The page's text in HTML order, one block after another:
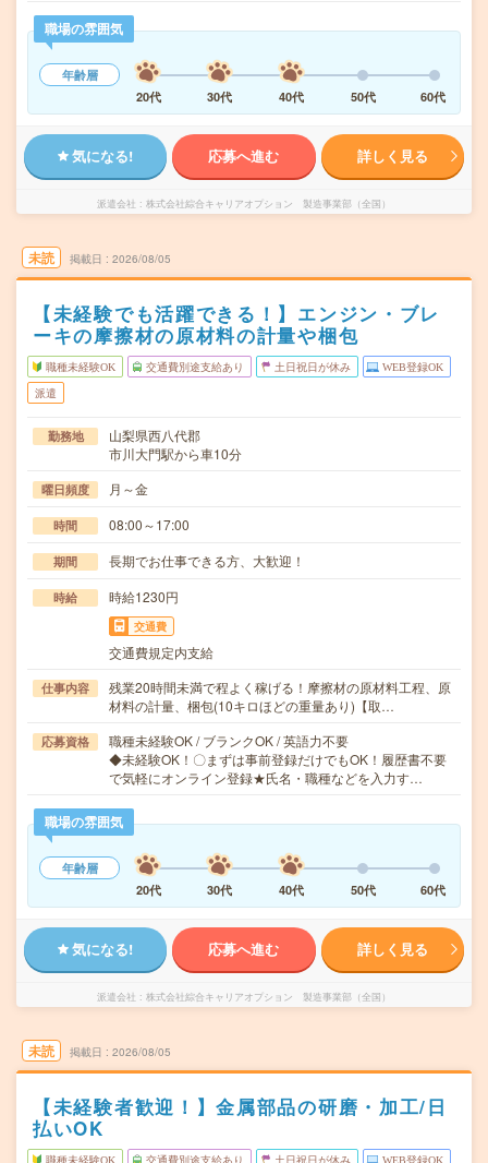
職場の雰囲気
年齢層
20代
30代 40代 50代 60代
気になる! 応募へ進む 詳しく見る
派遣会社 株式会社綜合キャリアオプション 製造事業部（全国）
未読 掲載日 2026/08/05
【未経験でも活躍できる！】エンジン・ブレ
ーキの摩擦材の原材料の計量や梱包
職種未経験OK 交通費別途支給あり 土日祝日が休み WEB登録OK
派遣
勤務地
山梨県西八代郡
市川大門駅から車10分
曜日頻度 月～金
時間 08:00～17:00
期間 長期でお仕事できる方、大歓迎！
時給 時給1230円
交通費
交通費規定内支給
仕事内容
残業20時間未満で程よく稼げる！摩擦材の原材料工程、原
材料の計量、梱包(10キロほどの重量あり)【取…
応募資格
職種未経験OK / ブランクOK / 英語力不要
◆未経験OK！〇まずは事前登録だけでもOK！履歴書不要
で気軽にオンライン登録★氏名・職種などを入力す…
職場の雰囲気
年齢層
20代
30代 40代 50代 60代
気になる! 応募へ進む 詳しく見る
派遣会社 株式会社綜合キャリアオプション 製造事業部（全国）
未読 掲載日 2026/08/05
【未経験者歓迎！】金属部品の研磨・加工/日
払いOK
職種未経験OK 交通費別途支給あり 土日祝日が休み WEB登録OK